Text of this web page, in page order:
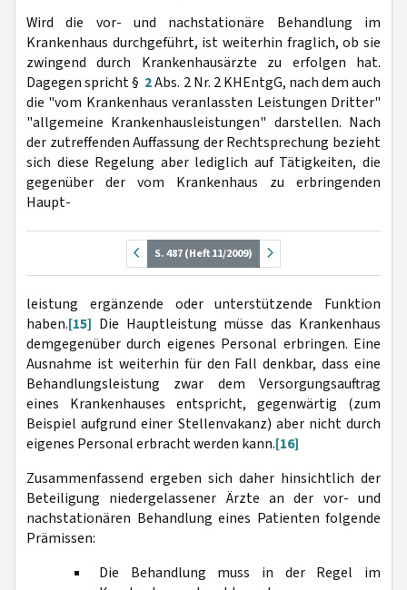
Wird die vor- und nachstationäre Behandlung im
Krankenhaus durchgeführt, ist weiterhin fraglich, ob sie
zwingend durch Krankenhausärzte zu erfolgen hat.
Dagegen spricht § 2Abs. 2 Nr. 2 KHEntgG, nach dem auch
die "vom Krankenhaus veranlassten Leistungen Dritter"
"allgemeine Krankenhausleistungen" darstellen. Nach
der zutreffenden Auffassung der Rechtsprechung bezieht
sich diese Regelung aber lediglich auf Tätigkeiten, die
gegenüber der vom Krankenhaus zu erbringenden
Haupt-
S. 487 (Heft 11/2009)
leistung ergänzende oder unterstützende Funktion
haben.[15] Die Hauptleistung müsse das Krankenhaus
demgegenüber durch eigenes Personal erbringen. Eine
Ausnahme ist weiterhin für den Fall denkbar, dass eine
Behandlungsleistung zwar dem Versorgungsauftrag
eines Krankenhauses entspricht, gegenwärtig (zum
Beispiel aufgrund einer Stellenvakanz) aber nicht durch
eigenes Personal erbracht werden kann.[16]
Zusammenfassend ergeben sich daher hinsichtlich der
Beteiligung niedergelassener Ärzte an der vor- und
nachstationären Behandlung eines Patienten folgende
Prämissen:
Die Behandlung muss in der Regel im